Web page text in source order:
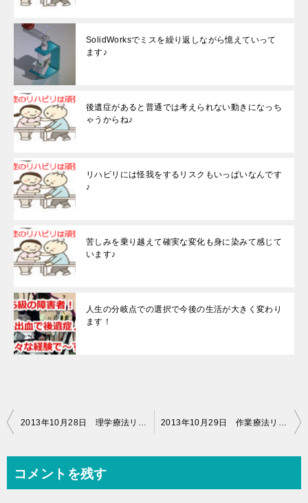
SolidWorksでミスを繰り返しながら憶えていって
ます♪
後遺症があると普通では考えられない動きになっち
ゃうからね♪
リハビリには怪我をするリスクもいっぱいなんです
♪
苦しみを乗り越えて確実な変化も身に染みて感じて
います♪
人生の分岐点での選択で今後の生活が大きく変わり
ます！
投
ビ
2013年10月28日 理学療法リハビリ（14時00分～16時00分） 2013年10月29日 作業療法リハビリ（10時50分～11時50分）
コメントを残す